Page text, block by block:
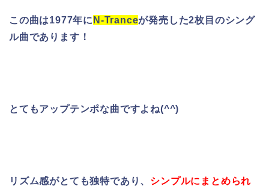
この曲は1977年に N-Tranceが発売した2枚目のシング
ル曲であります！
とてもアップテンポな曲ですよね(^^)
リズム感がとても独特であり、 シンプルにまとめられ